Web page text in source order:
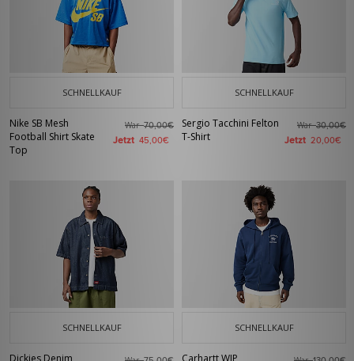
SCHNELLKAUF
Nike SB Mesh
Football Shirt Skate
Top
War70,00€
Jetzt 45,00€
SCHNELLKAUF
Sergio Tacchini Felton
T-Shirt
War30,00€
Jetzt 20,00€
SCHNELLKAUF
Dickies Denim
SCHNELLKAUF
Carhartt WIP